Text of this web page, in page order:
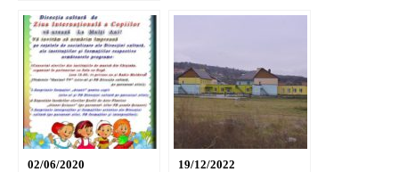
02/06/2020 19/12/2022